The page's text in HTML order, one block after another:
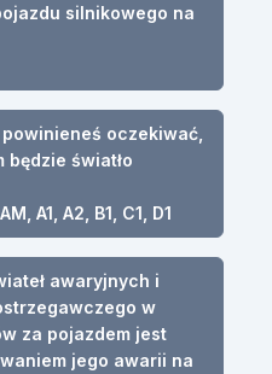
silnikowego na
oczekiwać,
będzie światło
A1, A2, B1, C1, D1
awaryjnych i
w
za pojazdem jest
jego awarii na